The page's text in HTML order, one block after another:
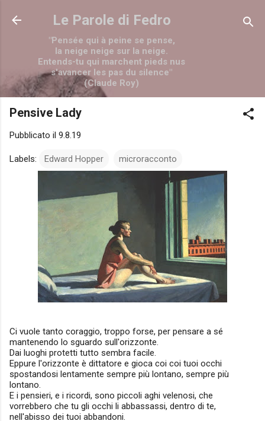
Passa ai contenuti principali
Le Parole di Fedro
"Pensée qui à peine se pense,
la neige neige sur la neige.
Entends-tu qui marchent pieds nus
s'avancer les pas du silence"
(Claude Roy)
Pensive Lady
Pubblicato il 9.8.19
Labels: Edward Hopper microracconto
Ci vuole tanto coraggio, troppo forse, per pensare a sé
mantenendo lo sguardo sull'orizzonte.
Dai luoghi protetti tutto sembra facile.
Eppure l'orizzonte è dittatore e gioca coi coi tuoi occhi
spostandosi lentamente sempre più lontano, sempre più
lontano.
E i pensieri, e i ricordi, sono piccoli aghi velenosi, che
vorrebbero che tu gli occhi li abbassassi, dentro di te,
nell'abisso dei tuoi abbandoni.